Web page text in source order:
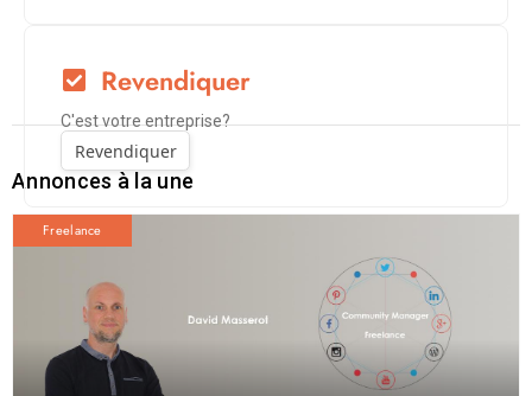
Revendiquer
C'est votre entreprise?
Revendiquer
Annonces à la une
Freelance